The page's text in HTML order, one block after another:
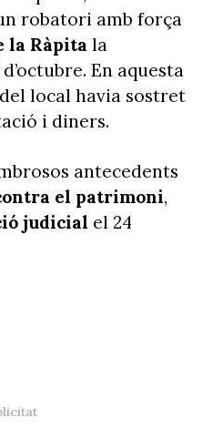
robatori amb força
la Ràpita la
En aquesta
local havia sostret
i diners.
antecedents
el patrimoni,
judicial el 24